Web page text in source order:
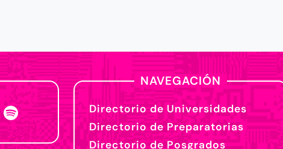
NAVEGACIÓN
Directorio de Universidades
Directorio de Preparatorias
Directorio de Posgrados